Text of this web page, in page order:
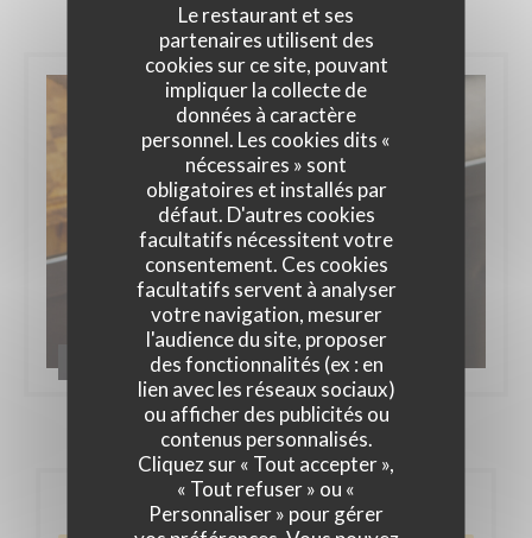
Le restaurant et ses
partenaires utilisent des
cookies sur ce site, pouvant
impliquer la collecte de
données à caractère
personnel. Les cookies dits «
nécessaires » sont
obligatoires et installés par
défaut. D'autres cookies
facultatifs nécessitent votre
consentement. Ces cookies
facultatifs servent à analyser
votre navigation, mesurer
l'audience du site, proposer
des fonctionnalités (ex : en
lien avec les réseaux sociaux)
ou afficher des publicités ou
contenus personnalisés.
Cliquez sur « Tout accepter »,
« Tout refuser » ou «
Personnaliser » pour gérer
Autour de Vous
Réservation